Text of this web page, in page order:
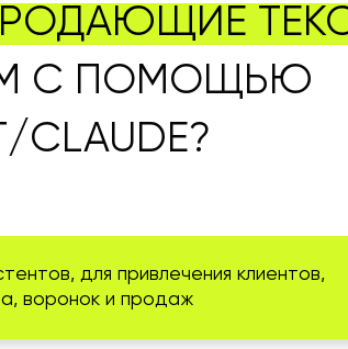
C ПОМОЩЬЮ
CLAUDE?
для привлечения клиентов,
воронок и продаж